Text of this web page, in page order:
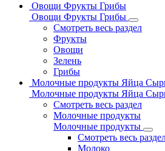
Овощи Фрукты Грибы
Овощи Фрукты Грибы
Смотреть весь раздел
Фрукты
Овощи
Зелень
Грибы
Молочные продукты Яйца
Молочные продукты Яйца
Смотреть весь раздел
Молочные продукты
Молочные продукты
Смотреть весь
Молоко